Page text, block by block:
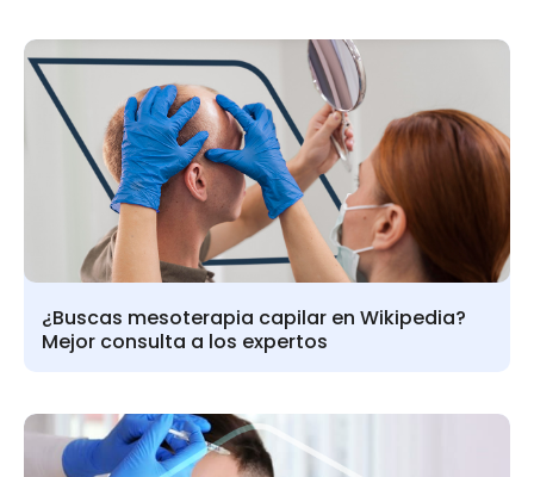
¿Buscas mesoterapia capilar en Wikipedia?
Mejor consulta a los expertos